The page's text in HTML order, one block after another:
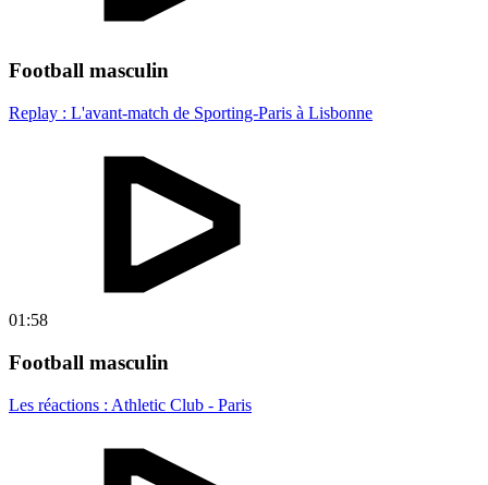
Football masculin
Replay : L'avant-match de Sporting-Paris à Lisbonne
01:58
Football masculin
Les réactions : Athletic Club - Paris